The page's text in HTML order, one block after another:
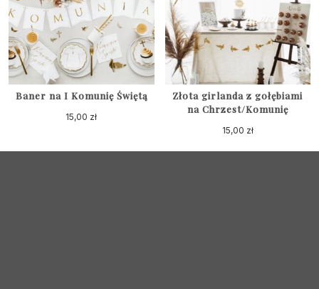
Baner na I Komunię Świętą
15,00 zł
Złota girlanda z gołębiami
na Chrzest/Komunię
15,00 zł